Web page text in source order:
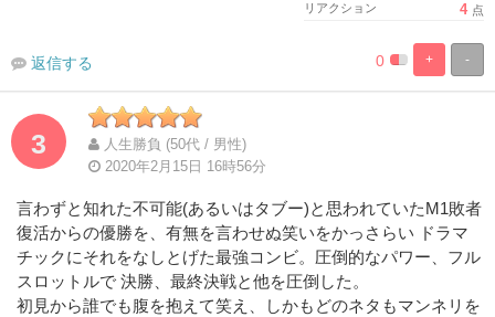
リアクション
4 点
-
+
%100%
0
返信する
3
人生勝負 (50代 / 男性)
2020年2月15日 16時56分
言わずと知れた不可能(あるいはタブー)と思われていたM1敗者
復活からの優勝を、有無を言わせぬ笑いをかっさらい ドラマ
チックにそれをなしとげた最強コンビ。圧倒的なパワー、フル
スロットルで 決勝、最終決戦と他を圧倒した。
初見から誰でも腹を抱えて笑え、しかもどのネタもマンネリを